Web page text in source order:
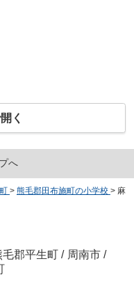
く
へ
> 熊毛郡田布施町の小学校 > 麻
毛郡平生町 / 周南市 /